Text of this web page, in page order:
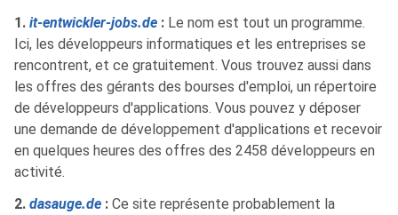
1. it-entwickler-jobs.de : Le nom est tout un programme.
Ici, les développeurs informatiques et les entreprises se
rencontrent, et ce gratuitement. Vous trouvez aussi dans
les offres des gérants des bourses d'emploi, un répertoire
de développeurs d'applications. Vous pouvez y déposer
une demande de développement d'applications et recevoir
en quelques heures des offres des 2458 développeurs en
activité.
2. dasauge.de : Ce site représente probablement la